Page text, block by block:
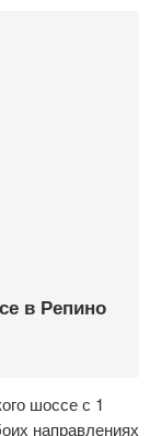
в Репино
шоссе с 1
направлениях